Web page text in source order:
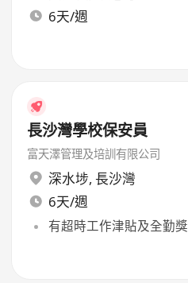
6天/週
長沙灣學校保安員
富天澤管理及培訓有限公司
深水埗, 長沙灣
6天/週
有超時工作津貼及全勤獎